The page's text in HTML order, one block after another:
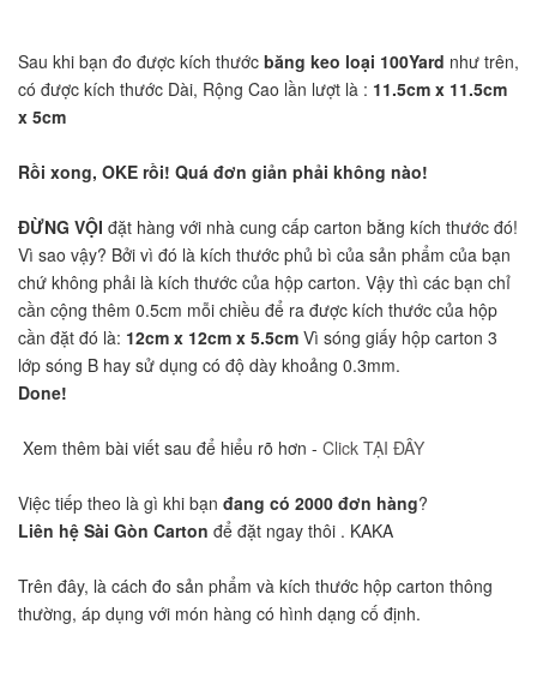
Sau khi bạn đo được kích thước băng keo loại 100Yard như trên,
có được kích thước Dài, Rộng Cao lần lượt là : 11.5cm x 11.5cm
x 5cm
Rồi xong, OKE rồi! Quá đơn giản phải không nào!
ĐỪNG VỘI đặt hàng với nhà cung cấp carton bằng kích thước đó!
Vì sao vậy? Bởi vì đó là kích thước phủ bì của sản phẩm của bạn
chứ không phải là kích thước của hộp carton. Vậy thì các bạn chỉ
cần cộng thêm 0.5cm mỗi chiều để ra được kích thước của hộp
cần đặt đó là: 12cm x 12cm x 5.5cm Vì sóng giấy hộp carton 3
lớp sóng B hay sử dụng có độ dày khoảng 0.3mm.
Done!
Xem thêm bài viết sau để hiểu rõ hơn - Click TẠI ĐÂY
Việc tiếp theo là gì khi bạn đang có 2000 đơn hàng?
Liên hệ Sài Gòn Carton để đặt ngay thôi . KAKA
Trên đây, là cách đo sản phẩm và kích thước hộp carton thông
thường, áp dụng với món hàng có hình dạng cố định.